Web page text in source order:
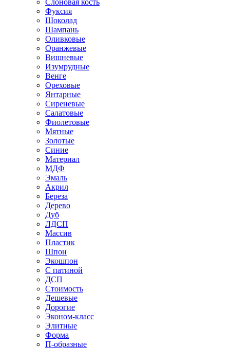
Слоновая кость
Фуксия
Шоколад
Шампань
Оливковые
Оранжевые
Вишневые
Изумрудные
Венге
Ореховые
Янтарные
Сиреневые
Салатовые
Фиолетовые
Мятные
Золотые
Синие
Материал
МДФ
Эмаль
Акрил
Береза
Дерево
Дуб
ЛДСП
Массив
Пластик
Шпон
Экошпон
С патиной
ДСП
Стоимость
Дешевые
Дорогие
Эконом-класс
Элитные
Форма
П-образные